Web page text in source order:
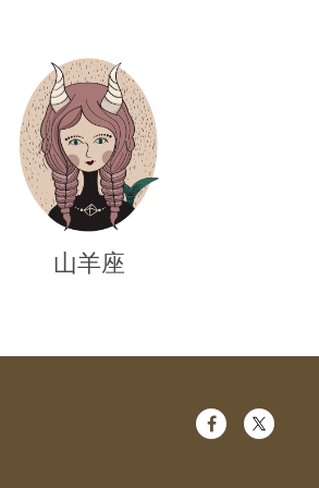
山羊座